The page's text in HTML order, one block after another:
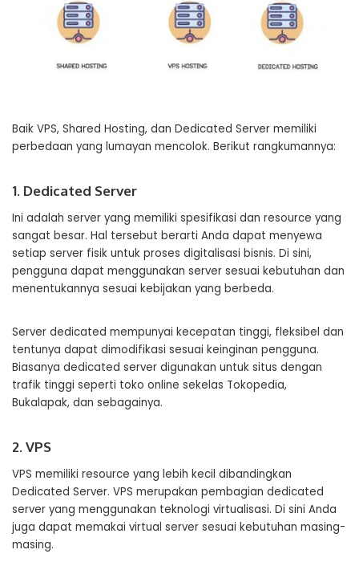
Baik VPS, Shared Hosting, dan Dedicated Server memiliki
perbedaan yang lumayan mencolok. Berikut rangkumannya:
1. Dedicated Server
Ini adalah server yang memiliki spesifikasi dan resource yang
sangat besar. Hal tersebut berarti Anda dapat menyewa
setiap server fisik untuk proses digitalisasi bisnis. Di sini,
pengguna dapat menggunakan server sesuai kebutuhan dan
menentukannya sesuai kebijakan yang berbeda.
Server dedicated mempunyai kecepatan tinggi, fleksibel dan
tentunya dapat dimodifikasi sesuai keinginan pengguna.
Biasanya dedicated server digunakan untuk situs dengan
trafik tinggi seperti toko online sekelas Tokopedia,
Bukalapak, dan sebagainya.
2. VPS
VPS memiliki resource yang lebih kecil dibandingkan
Dedicated Server. VPS merupakan pembagian dedicated
server yang menggunakan teknologi virtualisasi. Di sini Anda
juga dapat memakai virtual server sesuai kebutuhan masing-
masing.